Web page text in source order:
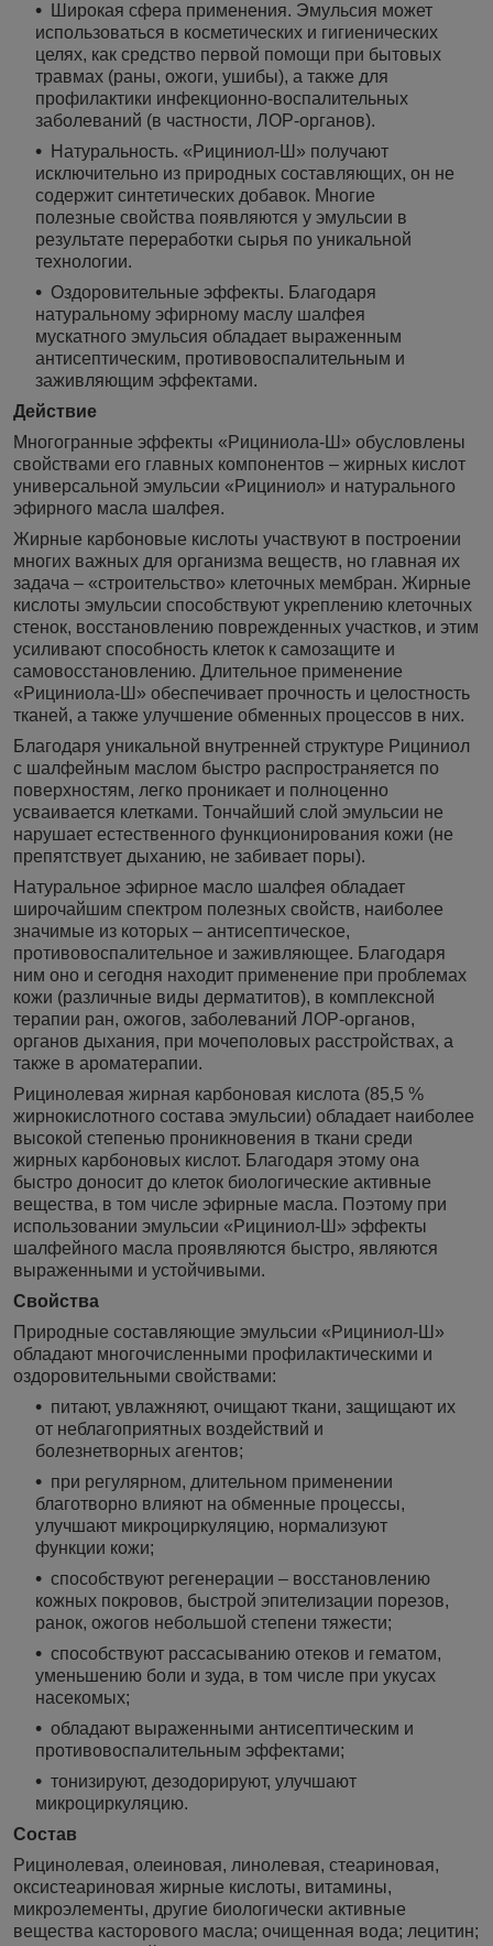
Широкая сфера применения. Эмульсия может
использоваться в косметических и гигиенических
целях, как средство первой помощи при бытовых
травмах (раны, ожоги, ушибы), а также для
профилактики инфекционно-воспалительных
заболеваний (в частности, ЛОР-органов).
Натуральность. «Рициниол-Ш» получают
исключительно из природных составляющих, он не
содержит синтетических добавок. Многие
полезные свойства появляются у эмульсии в
результате переработки сырья по уникальной
технологии.
Оздоровительные эффекты. Благодаря
натуральному эфирному маслу шалфея
мускатного эмульсия обладает выраженным
антисептическим, противовоспалительным и
заживляющим эффектами.
Действие
Многогранные эффекты «Рициниола-Ш» обусловлены
свойствами его главных компонентов – жирных кислот
универсальной эмульсии «Рициниол» и натурального
эфирного масла шалфея.
Жирные карбоновые кислоты участвуют в построении
многих важных для организма веществ, но главная их
задача – «строительство» клеточных мембран. Жирные
кислоты эмульсии способствуют укреплению клеточных
стенок, восстановлению поврежденных участков, и этим
усиливают способность клеток к самозащите и
самовосстановлению. Длительное применение
«Рициниола-Ш» обеспечивает прочность и целостность
тканей, а также улучшение обменных процессов в них.
Благодаря уникальной внутренней структуре Рициниол
с шалфейным маслом быстро распространяется по
поверхностям, легко проникает и полноценно
усваивается клетками. Тончайший слой эмульсии не
нарушает естественного функционирования кожи (не
препятствует дыханию, не забивает поры).
Натуральное эфирное масло шалфея обладает
широчайшим спектром полезных свойств, наиболее
значимые из которых – антисептическое,
противовоспалительное и заживляющее. Благодаря
ним оно и сегодня находит применение при проблемах
кожи (различные виды дерматитов), в комплексной
терапии ран, ожогов, заболеваний ЛОР-органов,
органов дыхания, при мочеполовых расстройствах, а
также в ароматерапии.
Рицинолевая жирная карбоновая кислота (85,5 %
жирнокислотного состава эмульсии) обладает наиболее
высокой степенью проникновения в ткани среди
жирных карбоновых кислот. Благодаря этому она
быстро доносит до клеток биологические активные
вещества, в том числе эфирные масла. Поэтому при
использовании эмульсии «Рициниол-Ш» эффекты
шалфейного масла проявляются быстро, являются
выраженными и устойчивыми.
Свойства
Природные составляющие эмульсии «Рициниол-Ш»
обладают многочисленными профилактическими и
оздоровительными свойствами:
питают, увлажняют, очищают ткани, защищают их
от неблагоприятных воздействий и
болезнетворных агентов;
при регулярном, длительном применении
благотворно влияют на обменные процессы,
улучшают микроциркуляцию, нормализуют
функции кожи;
способствуют регенерации – восстановлению
кожных покровов, быстрой эпителизации порезов,
ранок, ожогов небольшой степени тяжести;
способствуют рассасыванию отеков и гематом,
уменьшению боли и зуда, в том числе при укусах
насекомых;
обладают выраженными антисептическим и
противовоспалительным эффектами;
тонизируют, дезодорируют, улучшают
микроциркуляцию.
Состав
Рицинолевая, олеиновая, линолевая, стеариновая,
оксистеариновая жирные кислоты, витамины,
микроэлементы, другие биологически активные
вещества касторового масла; очищенная вода; лецитин;